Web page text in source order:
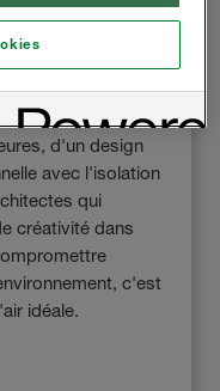
d'un design
avec l'isolation
qui
créativité dans
c'est
idéale.